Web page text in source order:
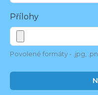
Přílohy
Povolené formáty - .jpg,